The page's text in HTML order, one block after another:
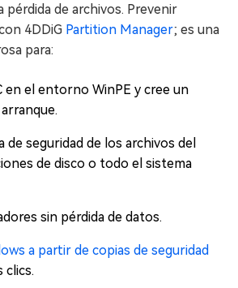
pérdida de archivos. Prevenir
4DDiG Partition Manager; es una
para:
en el entorno WinPE y cree un
de seguridad de los archivos del
de disco o todo el sistema
sin pérdida de datos.
a partir de copias de seguridad
clics.